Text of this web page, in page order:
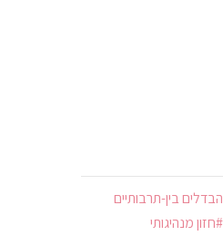
הבדלים בין-תרבותיים
חזון מנהיגותי